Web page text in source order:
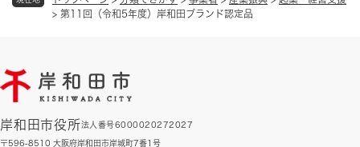
> 第11回（令和5年度）岸和田ブランド認定品
岸和田市役所法人番号6000020272027
〒596-8510 大阪府岸和田市岸城町7番1号